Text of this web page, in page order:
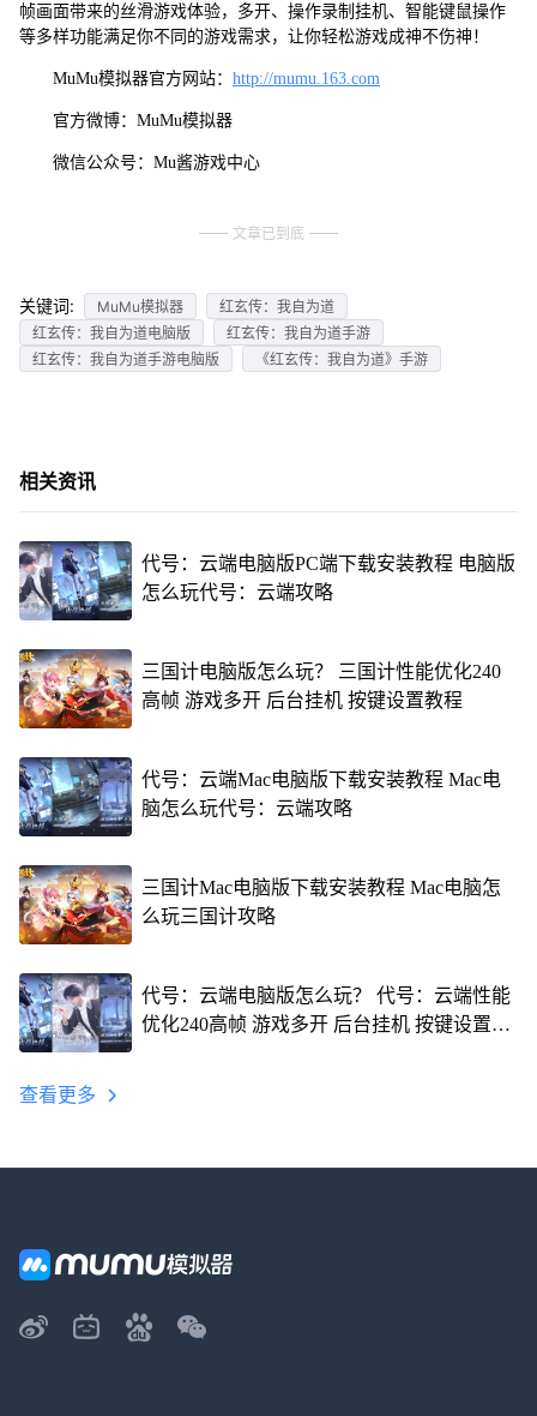
帧画面带来的丝滑游戏体验，多开、操作录制挂机、智能键鼠操作
等多样功能满足你不同的游戏需求，让你轻松游戏成神不伤神！
MuMu模拟器官方网站： http://mumu.163.com
官方微博：MuMu模拟器
微信公众号：Mu酱游戏中心
文章已到底
关键词: MuMu模拟器
红玄传：我自为道
红玄传：我自为道电脑版
红玄传：我自为道手游
红玄传：我自为道手游电脑版
《红玄传：我自为道》手游
相关资讯
代号：云端电脑版PC端下载安装教程 电脑版
怎么玩代号：云端攻略
三国计电脑版怎么玩？ 三国计性能优化240
高帧 游戏多开 后台挂机 按键设置教程
代号：云端Mac电脑版下载安装教程 Mac电
脑怎么玩代号：云端攻略
三国计Mac电脑版下载安装教程 Mac电脑怎
么玩三国计攻略
代号：云端电脑版怎么玩？ 代号：云端性能
优化240高帧 游戏多开 后台挂机 按键设置教
查看更多